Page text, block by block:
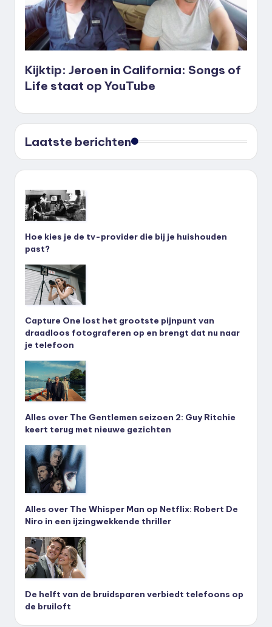
Kijktip: Jeroen in California: Songs of
Life staat op YouTube
Laatste berichten
Hoe kies je de tv-provider die bij je huishouden
past?
Capture One lost het grootste pijnpunt van
draadloos fotograferen op en brengt dat nu naar
je telefoon
Alles over The Gentlemen seizoen 2: Guy Ritchie
keert terug met nieuwe gezichten
Alles over The Whisper Man op Netflix: Robert De
Niro in een ijzingwekkende thriller
De helft van de bruidsparen verbiedt telefoons op
de bruiloft